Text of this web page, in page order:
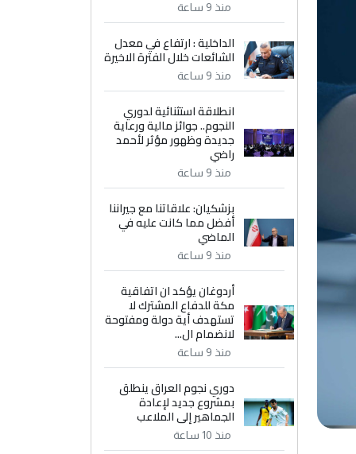
منذ 9 ساعة
الداخلية : ارتفاع في معدل
الشائعات خلال الفترة الاخيرة
منذ 9 ساعة
انطلاقة استثنائية لدوري
النجوم.. جوائز مالية ورعاية
جديدة وظهور مؤثر لأحمد
راضي
منذ 9 ساعة
بزشكيان: علاقاتنا مع جيراننا
أفضل مما كانت عليه في
الماضي
منذ 9 ساعة
أردوغان يؤكد ان اتفاقية
مكة للدفاع المشترك لا
تستهدف أية دولة ومفتوحة
لانضمام ال...
منذ 9 ساعة
دوري نجوم العراق ينطلق
بمشروع جديد لإعادة
الجماهير إلى الملاعب
منذ 10 ساعة